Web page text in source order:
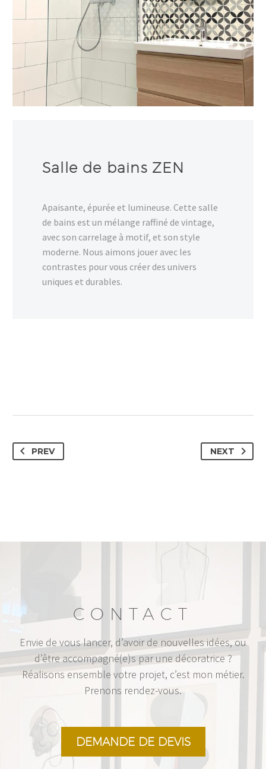
Salle de bains ZEN
Apaisante, épurée et lumineuse. Cette salle
de bains est un mélange raffiné de vintage,
avec son carrelage à motif, et son style
moderne. Nous aimons jouer avec les
contrastes pour vous créer des univers
uniques et durables.
PREV NEXT
CONTACT
Envie de vous lancer, d’avoir de nouvelles idées, ou
d’être accompagné(e)s par une décoratrice ?
Réalisons ensemble votre projet, c’est mon métier.
Prenons rendez-vous.
DEMANDE DE DEVIS